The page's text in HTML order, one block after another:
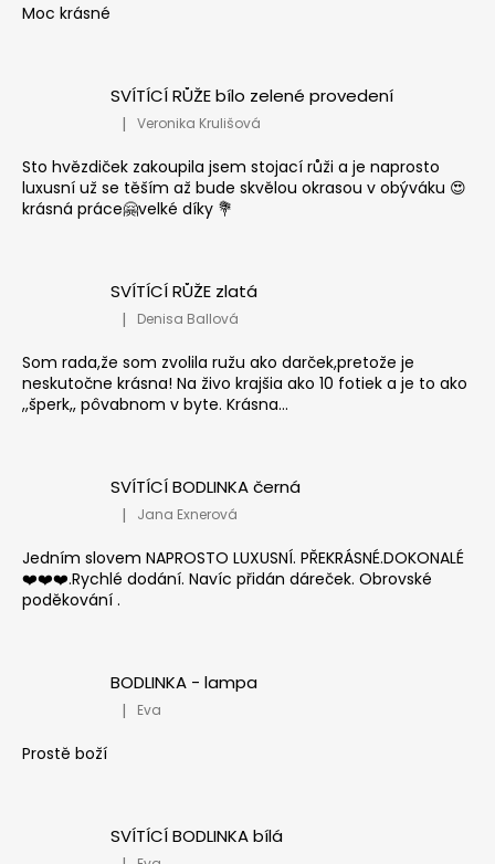
Moc krásné
SVÍTÍCÍ RŮŽE bílo zelené provedení
Hodnocení produktu je 5 z 5 hvězdiček.
| Veronika Krulišová
Sto hvězdiček zakoupila jsem stojací růži a je naprosto
luxusní už se těším až bude skvělou okrasou v obýváku 😍
krásná práce🤗velké díky 💐
SVÍTÍCÍ RŮŽE zlatá
Hodnocení produktu je 5 z 5 hvězdiček.
| Denisa Ballová
Som rada,že som zvolila ružu ako darček,pretože je
neskutočne krásna! Na živo krajšia ako 10 fotiek a je to ako
,,šperk,, pôvabnom v byte. Krásna...
SVÍTÍCÍ BODLINKA černá
Hodnocení produktu je 5 z 5 hvězdiček.
| Jana Exnerová
Jedním slovem NAPROSTO LUXUSNÍ. PŘEKRÁSNÉ.DOKONALÉ
❤️❤️❤️.Rychlé dodání. Navíc přidán dáreček. Obrovské
poděkování .
BODLINKA - lampa
Hodnocení produktu je 5 z 5 hvězdiček.
| Eva
Prostě boží
SVÍTÍCÍ BODLINKA bílá